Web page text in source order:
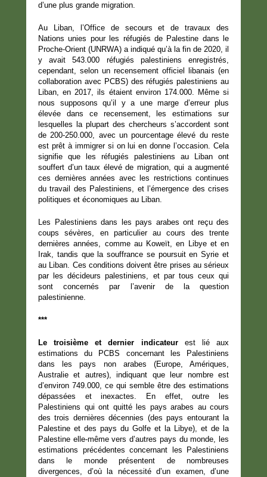
d’une plus grande migration.
Au Liban, l’Office de secours et de travaux des
Nations unies pour les réfugiés de Palestine dans le
Proche-Orient (UNRWA) a indiqué qu’à la fin de 2020, il
y avait 543.000 réfugiés palestiniens enregistrés,
cependant, selon un recensement officiel libanais (en
collaboration avec PCBS) des réfugiés palestiniens au
Liban, en 2017, ils étaient environ 174.000. Même si
nous supposons qu’il y a une marge d’erreur plus
élevée dans ce recensement, les estimations sur
lesquelles la plupart des chercheurs s’accordent sont
de 200-250.000, avec un pourcentage élevé du reste
est prêt à immigrer si on lui en donne l’occasion. Cela
signifie que les réfugiés palestiniens au Liban ont
souffert d’un taux élevé de migration, qui a augmenté
ces dernières années avec les restrictions continues
du travail des Palestiniens, et l’émergence des crises
politiques et économiques au Liban.
Les Palestiniens dans les pays arabes ont reçu des
coups sévères, en particulier au cours des trente
dernières années, comme au Koweït, en Libye et en
Irak, tandis que la souffrance se poursuit en Syrie et
au Liban. Ces conditions doivent être prises au sérieux
par les décideurs palestiniens, et par tous ceux qui
sont concernés par l’avenir de la question
palestinienne.
***
Le troisième et dernier indicateurest lié aux
estimations du PCBS concernant les Palestiniens
dans les pays non arabes (Europe, Amériques,
Australie et autres), indiquant que leur nombre est
d’environ 749.000, ce qui semble être des estimations
dépassées et inexactes. En effet, outre les
Palestiniens qui ont quitté les pays arabes au cours
des trois dernières décennies (des pays entourant la
Palestine et des pays du Golfe et la Libye), et de la
Palestine elle-même vers d’autres pays du monde, les
estimations précédentes concernant les Palestiniens
dans le monde présentent de nombreuses
divergences, d’où la nécessité d’un examen, d’une